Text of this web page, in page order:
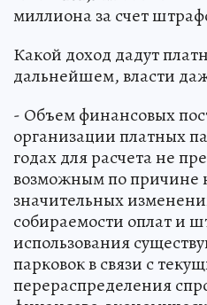
миллиона за счет
Какой доход дадут
дальнейшем, власти
- Объем финансовых
организации платных
годах для расчета не
возможным по причине
значительных
собираемости оплат и
использования
парковок в связи с
перераспределения